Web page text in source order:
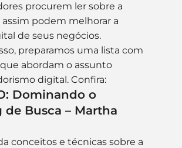
procurem ler sobre a
assim podem melhorar a
de seus negócios.
preparamos uma lista com
abordam o assunto
digital. Confira:
Dominando o
Busca – Martha
conceitos e técnicas sobre a